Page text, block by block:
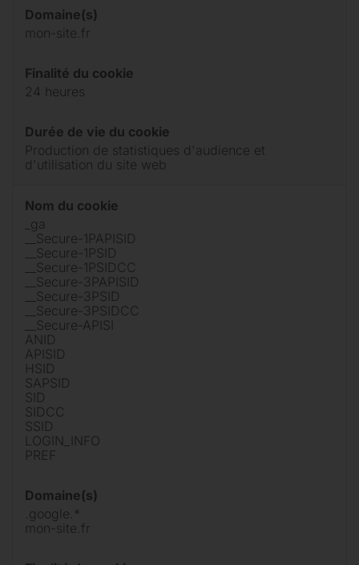
Domaine(s)
mon-site.fr
Finalité du cookie
24 heures
Durée de vie du cookie
Production de statistiques d'audience et
d'utilisation du site web
Nom du cookie
_ga
__Secure-1PAPISID
__Secure-1PSID
__Secure-1PSIDCC
__Secure-3PAPISID
__Secure-3PSID
__Secure-3PSIDCC
__Secure-APISI
ANID
APISID
HSID
SAPSID
SID
SIDCC
SSID
LOGIN_INFO
PREF
Domaine(s)
.google.*
mon-site.fr